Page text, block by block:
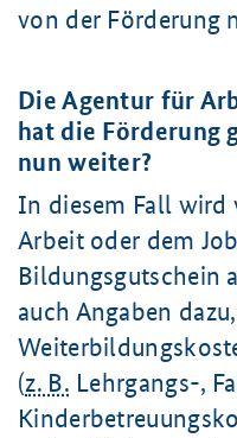
von der Förderung
Die Agentur für
hat die Förderung
nun weiter?
In diesem Fall wird
Arbeit oder dem
Bildungsgutschein
auch Angaben
(z. B. Lehrgangs-,